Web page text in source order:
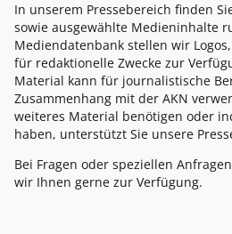
In unserem Pressebereich finden
sowie ausgewählte Medieninhalte
Mediendatenbank stellen wir
für redaktionelle Zwecke zur
Material kann für journalistische
Zusammenhang mit der AKN
weiteres Material benötigen oder
haben, unterstützt Sie unsere
Bei Fragen oder speziellen
wir Ihnen gerne zur Verfügung.